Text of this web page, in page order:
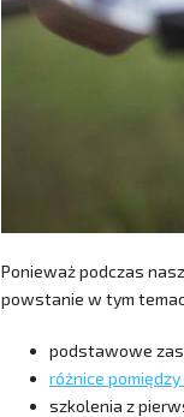
Ponieważ podczas
powstanie w tym
podstawowe
różnice
szkolenia z